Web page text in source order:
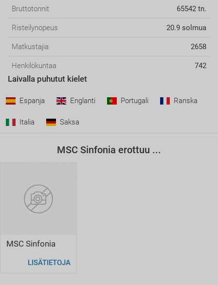
Bruttotonnit 65542 tn.
Risteilynopeus 20.9 solmua
Matkustajia 2658
Henkilökuntaa 742
Kansien lukumäärä
Hyttien lukumäärä 980
Pituus
Laivalla puhutut kielet
Espanja Englanti Portugali Ranska
Italia Saksa
MSC Sinfonia erottuu ...
MSC Sinfonia
LISÄTIETOJA